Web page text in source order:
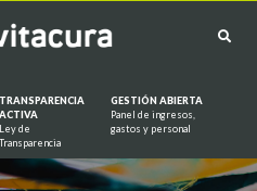
TRANSPARENCIA
ACTIVA
Ley de
Transparencia
GESTIÓN ABIERTA
Panel de ingresos,
gastos y personal